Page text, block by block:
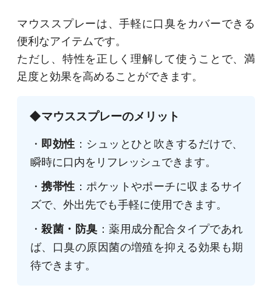
マウススプレーは、手軽に口臭をカバーできる
便利なアイテムです。
ただし、特性を正しく理解して使うことで、満
足度と効果を高めることができます。
◆マウススプレーのメリット
・ 即効性 ：シュッとひと吹きするだけで、
瞬時に口内をリフレッシュできます。
・携帯性 ：ポケットやポーチに収まるサイ
ズで、外出先でも手軽に使用できます。
・殺菌・防臭 ：薬用成分配合タイプであれ
ば、口臭の原因菌の増殖を抑える効果も期
待できます。